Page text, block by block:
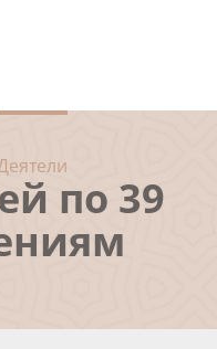
по 39